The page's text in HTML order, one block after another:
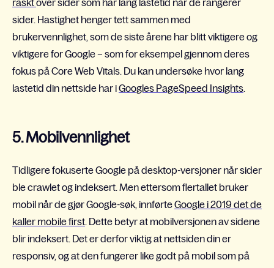
rasktover sider som har lang lastetid når de rangerer
sider. Hastighet henger tett sammen med
brukervennlighet, som de siste årene har blitt viktigere og
viktigere for Google – som for eksempel gjennom deres
fokus på Core Web Vitals. Du kan undersøke hvor lang
lastetid din nettside har iGoogles PageSpeed Insights.
5. Mobilvennlighet
Tidligere fokuserte Google på desktop-versjoner når sider
ble crawlet og indeksert. Men ettersom flertallet bruker
mobil når de gjør Google-søk, innførteGoogle i 2019 det de
kaller mobile first . Dette betyr at mobilversjonen av sidene
blir indeksert. Det er derfor viktig at nettsiden din er
responsiv, og at den fungerer like godt på mobil som på